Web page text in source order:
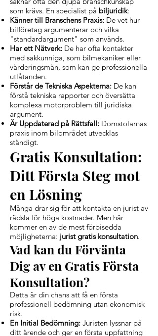
som krävs. En specialist på biljuridik:
Känner till Branschens Praxis: De vet hur
bilföretag argumenterar och vilka
"standardargument" som används.
Har ett Nätverk: De har ofta kontakter
med sakkunniga, som bilmekaniker eller
värderingsmän, som kan ge professionella
utlåtanden.
Förstår de Tekniska Aspekterna: De kan
förstå tekniska rapporter och översätta
komplexa motorproblem till juridiska
argument.
Är Uppdaterad på Rättsfall: Domstolarnas
praxis inom bilområdet utvecklas
ständigt.
Gratis Konsultation:
Ditt Första Steg mot
en Lösning
Många drar sig för att kontakta en jurist av
rädsla för höga kostnader. Men här
kommer en av de mest förbisedda
möjligheterna: jurist gratis konsultation.
Vad kan du Förvänta
Dig av en Gratis Första
Konsultation?
Detta är din chans att få en första
professionell bedömning utan ekonomisk
risk.
En Initial Bedömning: Juristen lyssnar på
ditt ärende och ger en första uppfattning